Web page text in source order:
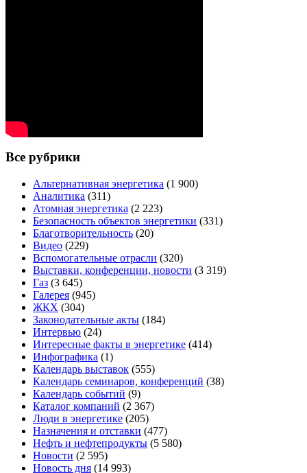
Все рубрики
Альтернативная энергетика (1 900)
Аналитика (311)
Атомная энергетика (2 223)
Безопасность объектов энергетики (331)
Благотворительность (20)
Видео (229)
Вспомогательные отрасли (320)
Выставки, конференции, новости (3 319)
Газ (3 645)
Галерея (945)
ЖКХ (304)
Законодательные акты (184)
Интервью (24)
Интересные факты в энергетике (414)
Инфографика (1)
Календарь выставок (555)
Календарь семинаров, конференций (38)
Календарь событий (9)
Каталог компаний (2 367)
Люди в энергетике (205)
Назначения и отставки (477)
Нефть и нефтепродукты (5 580)
Новости (2 595)
Новость дня (14 993)